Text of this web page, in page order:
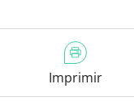
Imprimir